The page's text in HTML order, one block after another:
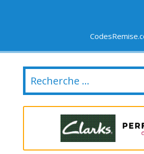
DERNIERS JOURS